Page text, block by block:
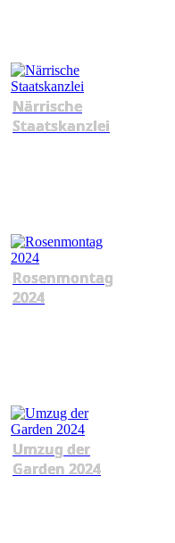
Närrische
Staatskanzlei
Rosenmontag
2024
Umzug der
Garden 2024